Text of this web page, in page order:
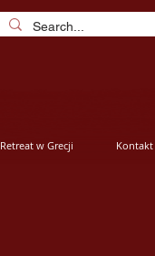
Retreat w Grecji Kontakt